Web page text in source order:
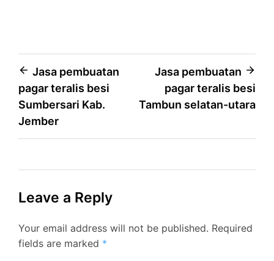
Post
navigation
Jasa pembuatan
pagar teralis besi
Sumbersari Kab.
Jember
Jasa pembuatan
pagar teralis besi
Tambun selatan-utara
Leave a Reply
Your email address will not be published. Required
fields are marked *